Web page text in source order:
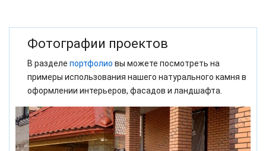
Фотографии проектов
В разделе портфолио вы можете посмотреть на
примеры использования нашего натурального камня в
оформлении интерьеров, фасадов и ландшафта.